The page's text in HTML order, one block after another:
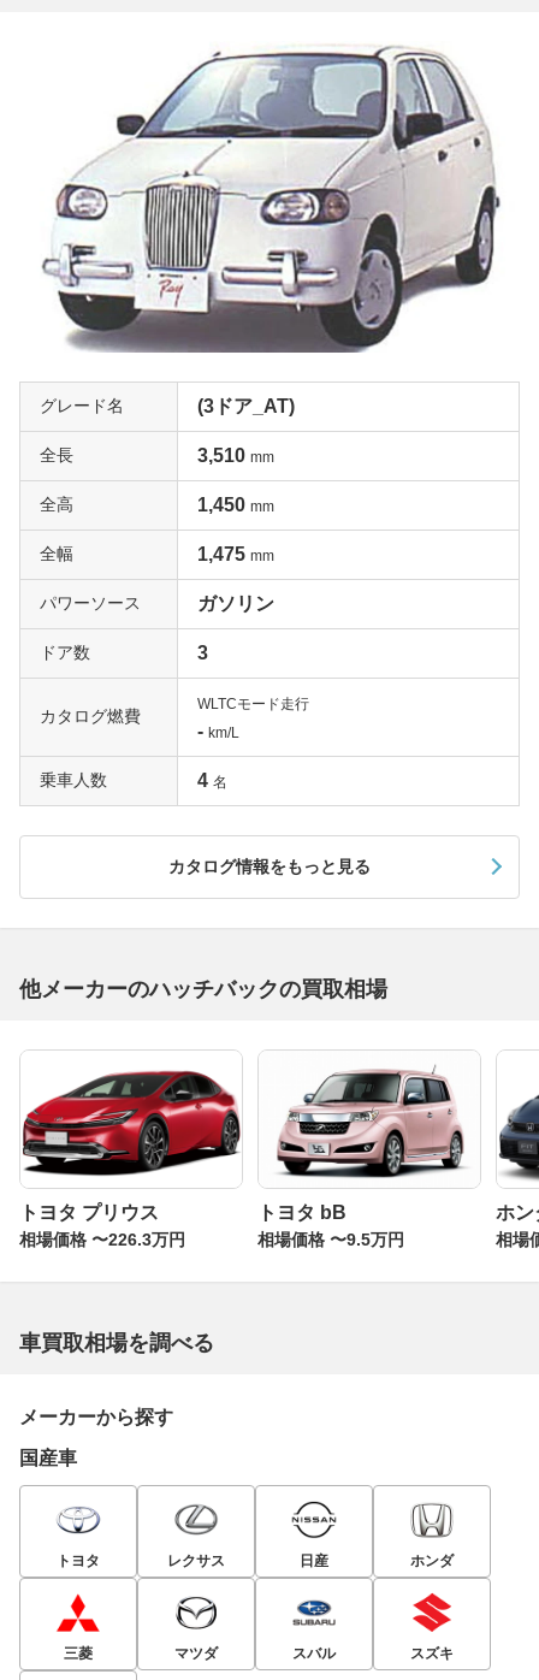
グレード名 (3ドア_AT)
全長 3,510 mm
全高 1,450 mm
全幅 1,475 mm
パワーソース ガソリン
ドア数 3
カタログ燃費
WLTCモード走行
- km/L
乗車人数 4 名
カタログ情報をもっと見る
他メーカーのハッチバックの買取相場
トヨタ プリウス
相場価格 〜226.3万円
トヨタ bB
相場価格 〜9.5万円
ホン
相場
車買取相場を調べる
メーカーから探す
国産車
トヨタ レクサス 日産 ホンダ
三菱 マツダ スバル スズキ